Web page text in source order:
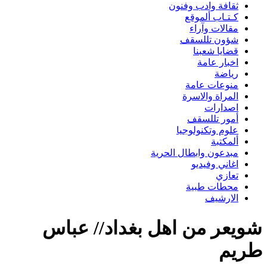
ثقافة وادب وفنون
كـتـاب ألموقع
مقالات وآراء
شؤون تللسقف
قضايا شعبنا
اخبار عامة
رياضة
منوعات عامة
المراة والاسرة
اصدارات
أمور تللسقف
علوم وتكنولوجيا
ألمكتبة
مبدعون وابطال الحرية
اغاني وفيديو
تعازي
محطات طبية
الارشيف
شويعر من اهل بغداد// عباس
طريم